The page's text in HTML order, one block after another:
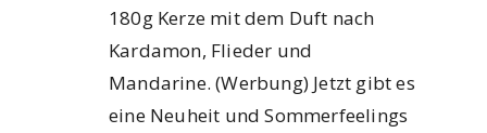
180g Kerze mit dem Duft nach
Kardamon, Flieder und
Mandarine. (Werbung) Jetzt gibt es
eine Neuheit und Sommerfeelings